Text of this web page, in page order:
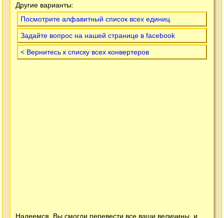
Другие варианты:
Посмотрите алфавитный список всех единиц
Задайте вопрос на нашей странице в facebook
< Вернитесь к списку всех конвертеров
Надеемся, Вы смогли перевести все ваши величины, и